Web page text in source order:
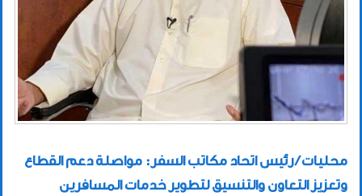
محليات / رئيس اتحاد مكاتب السفر: مواصلة دعم القطاع
وتعزيز التعاون والتنسيق لتطوير خدمات المسافرين